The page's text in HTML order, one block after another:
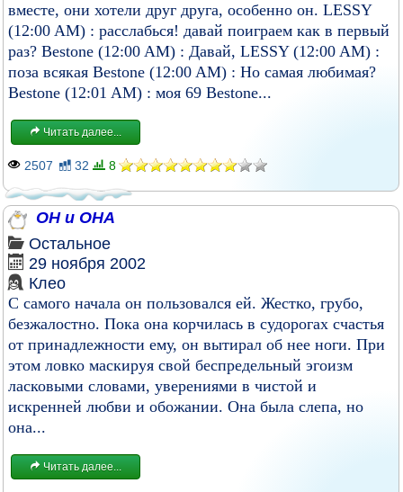
вместе, они хотели друг друга, особенно он. LESSY
(12:00 AM) : расслабься! давай поиграем как в первый
раз? Bestone (12:00 AM) : Давай, LESSY (12:00 AM) :
поза всякая Bestone (12:00 AM) : Но самая любимая?
Bestone (12:01 AM) : моя 69 Bestone...
Читать далее...
2507 32 8
ОН и ОНА
Остальное
29 ноября 2002
Клео
С самого начала он пользовался ей. Жестко, грубо,
безжалостно. Пока она корчилась в судорогах счастья
от принадлежности ему, он вытирал об нее ноги. При
этом ловко маскируя свой беспредельный эгоизм
ласковыми словами, уверениями в чистой и
искренней любви и обожании. Она была слепа, но
она...
Читать далее...